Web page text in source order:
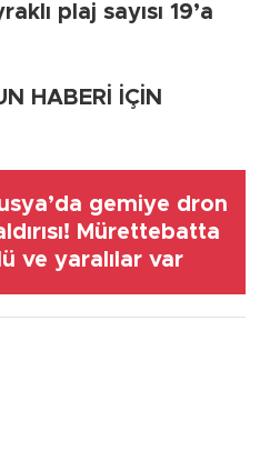
plaj sayısı 19’a
HABERİ İÇİN
gemiye dron
Mürettebatta
ve yaralılar var